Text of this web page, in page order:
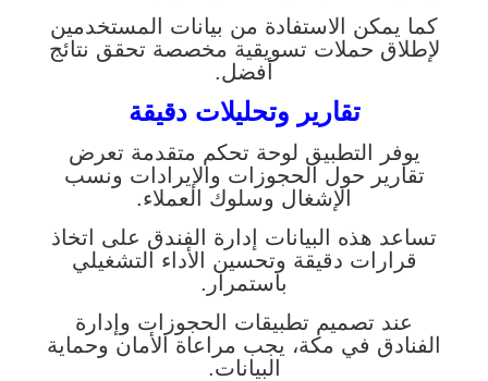
كما يمكن الاستفادة من بيانات المستخدمين
لإطلاق حملات تسويقية مخصصة تحقق نتائج
أفضل.
تقارير وتحليلات دقيقة
يوفر التطبيق لوحة تحكم متقدمة تعرض
تقارير حول الحجوزات والإيرادات ونسب
الإشغال وسلوك العملاء.
تساعد هذه البيانات إدارة الفندق على اتخاذ
قرارات دقيقة وتحسين الأداء التشغيلي
باستمرار.
عند تصميم تطبيقات الحجوزات وإدارة
الفنادق في مكة، يجب مراعاة الأمان وحماية
البيانات.